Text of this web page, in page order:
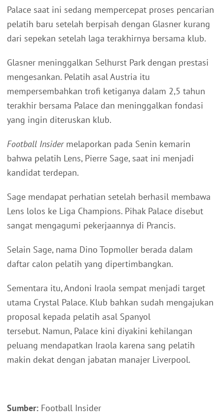
Palace saat ini sedang mempercepat proses pencarian
pelatih baru setelah berpisah dengan Glasner kurang
dari sepekan setelah laga terakhirnya bersama klub.
Glasner meninggalkan Selhurst Park dengan prestasi
mengesankan. Pelatih asal Austria itu
mempersembahkan trofi ketiganya dalam 2,5 tahun
terakhir bersama Palace dan meninggalkan fondasi
yang ingin diteruskan klub.
Football Insidermelaporkan pada Senin kemarin
bahwa pelatih Lens, Pierre Sage, saat ini menjadi
kandidat terdepan.
Sage mendapat perhatian setelah berhasil membawa
Lens lolos ke Liga Champions. Pihak Palace disebut
sangat mengagumi pekerjaannya di Prancis.
Selain Sage, nama Dino Topmoller berada dalam
daftar calon pelatih yang dipertimbangkan.
Sementara itu, Andoni Iraola sempat menjadi target
utama Crystal Palace. Klub bahkan sudah mengajukan
proposal kepada pelatih asal Spanyol
tersebut. Namun, Palace kini diyakini kehilangan
peluang mendapatkan Iraola karena sang pelatih
makin dekat dengan jabatan manajer Liverpool.
Sumber: Football Insider